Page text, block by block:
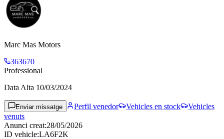
Marc Mas Motors
363670
Professional
Data Alta 10/03/2024
Enviar missatge Perfil venedor Vehicles en stock
Vehicles
venuts
Anunci creat:28/05/2026
ID vehicle:LA6F2K